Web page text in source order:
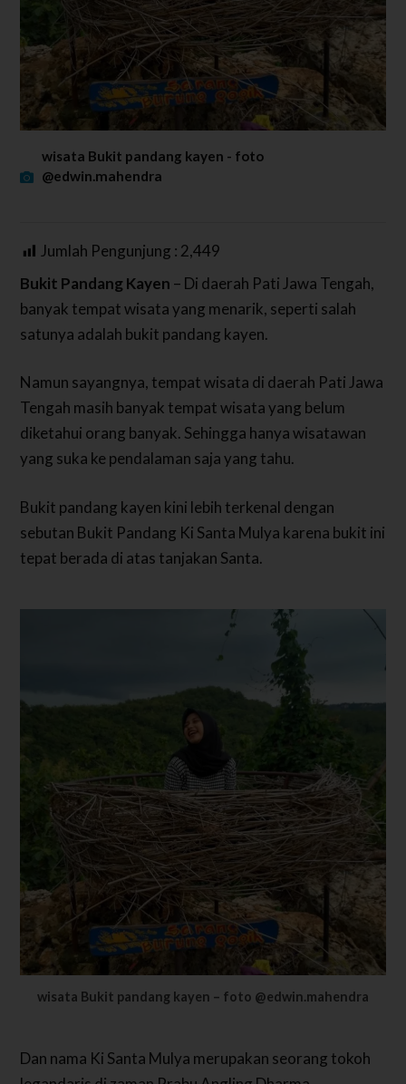
wisata Bukit pandang kayen - foto
@edwin.mahendra
Jumlah Pengunjung : 2,449
Bukit Pandang Kayen – Di daerah Pati Jawa Tengah,
banyak tempat wisata yang menarik, seperti salah
satunya adalah bukit pandang kayen.
Namun sayangnya, tempat wisata di daerah Pati Jawa
Tengah masih banyak tempat wisata yang belum
diketahui orang banyak. Sehingga hanya wisatawan
yang suka ke pendalaman saja yang tahu.
Bukit pandang kayen kini lebih terkenal dengan
sebutan Bukit Pandang Ki Santa Mulya karena bukit ini
tepat berada di atas tanjakan Santa.
wisata Bukit pandang kayen – foto @edwin.mahendra
Dan nama Ki Santa Mulya merupakan seorang tokoh